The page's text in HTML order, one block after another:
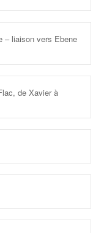
– liaison vers Ebene
de Xavier à